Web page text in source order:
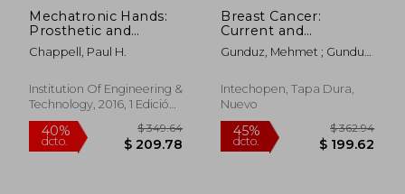
Mechatronic Hands:
Prosthetic and
Robotic Design
(Control, Robotics
Inglés)
Chappell, Paul H.
Institution Of Engineering &
Technology, 2016, 1 Edición,
Tapa Dura, Nuevo
Breast Cancer:
Current and
Alternative
Therapeutic
Gunduz, Mehmet ; Gunduz,
Intechopen, Tapa Dura,
Nuevo